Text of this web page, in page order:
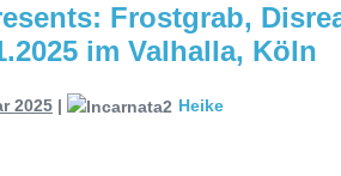
Frostgrab,
im Valhalla, Köln
2025 | Heike